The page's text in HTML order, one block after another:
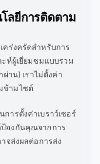
ลยีการติดตาม
คร่งครัดสำหรับการ
ะห์ผู้เยี่ยมชมแบบรวม
าน) เราไม่ตั้งค่า
ข้ามไซต์
ารตั้งค่าเบราว์เซอร์
องกันคุณจากการ
จส่งผลต่อการส่ง